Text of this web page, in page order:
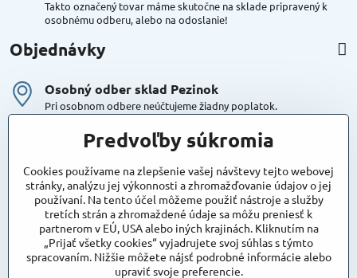
Takto označený tovar máme skutočne na sklade pripravený k
osobnému odberu, alebo na odoslanie!
Objednávky
Osobný odber sklad Pezinok
Pri osobnom odbere neúčtujeme žiadny poplatok.
Kuriér DPD , Geis
Cena za dopravu:
Maxstore
Bratislavská 79
Areál Satina
90201 Pezinok
vjazd do areálu z Bratislavskej ulice
Predvoľby súkromia
Cookies používame na zlepšenie vašej návštevy tejto webovej
stránky, analýzu jej výkonnosti a zhromažďovanie údajov o jej
používaní. Na tento účel môžeme použiť nástroje a služby
tretích strán a zhromaždené údaje sa môžu preniesť k
partnerom v EÚ, USA alebo iných krajinách. Kliknutím na
„Prijať všetky cookies“ vyjadrujete svoj súhlas s týmto
spracovaním. Nižšie môžete nájsť podrobné informácie alebo
upraviť svoje preferencie.